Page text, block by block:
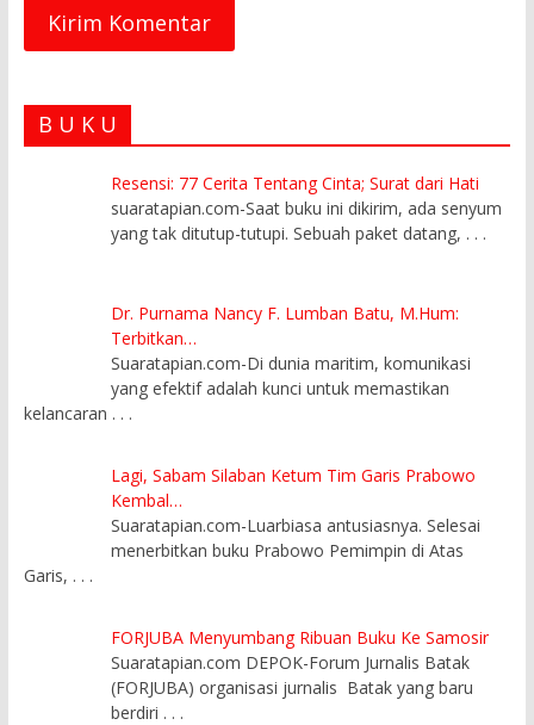
B U K U
Resensi: 77 Cerita Tentang Cinta; Surat dari Hati
suaratapian.com-Saat buku ini dikirim, ada senyum
yang tak ditutup-tutupi. Sebuah paket datang, . . .
Dr. Purnama Nancy F. Lumban Batu, M.Hum:
Terbitkan…
Suaratapian.com-Di dunia maritim, komunikasi
yang efektif adalah kunci untuk memastikan
kelancaran . . .
Lagi, Sabam Silaban Ketum Tim Garis Prabowo
Kembal…
Suaratapian.com-Luarbiasa antusiasnya. Selesai
menerbitkan buku Prabowo Pemimpin di Atas
Garis, . . .
FORJUBA Menyumbang Ribuan Buku Ke Samosir
Suaratapian.com DEPOK-Forum Jurnalis Batak
(FORJUBA) organisasi jurnalis Batak yang baru
berdiri . . .